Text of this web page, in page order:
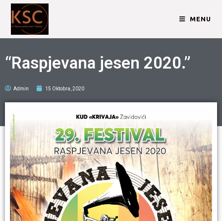
MENU
“Raspjevana jesen 2020.”
Admin 15 Oktobra, 2020